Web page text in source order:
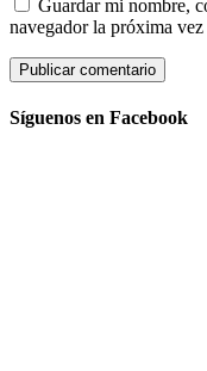
Guardar mi nombre,
navegador la próxima vez
Síguenos en Facebook